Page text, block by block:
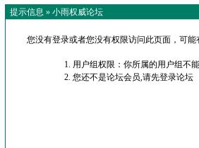
提示信息 » 小雨权威论坛
您没有登录或者您没有权限访问此页面，可能
用户组权限：你所属的用户组不
您还不是论坛会员,请先登录论坛